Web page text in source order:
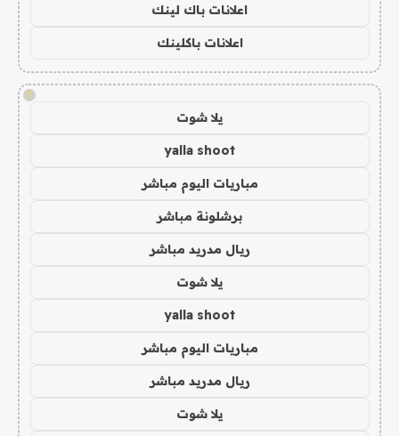
اعلانات باك لينك
اعلانات باكلينك
!
يلا شوت
yalla shoot
مباريات اليوم مباشر
برشلونة مباشر
ريال مدريد مباشر
يلا شوت
yalla shoot
مباريات اليوم مباشر
ريال مدريد مباشر
يلا شوت